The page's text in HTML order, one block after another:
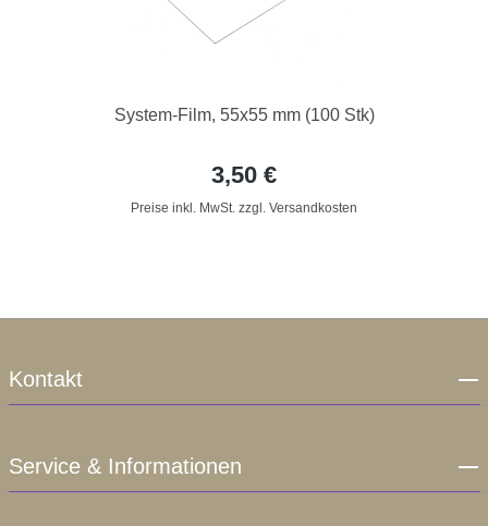
System-Film, 55x55 mm (100 Stk)
3,50 €
Preise inkl. MwSt. zzgl. Versandkosten
Kontakt
Service & Informationen